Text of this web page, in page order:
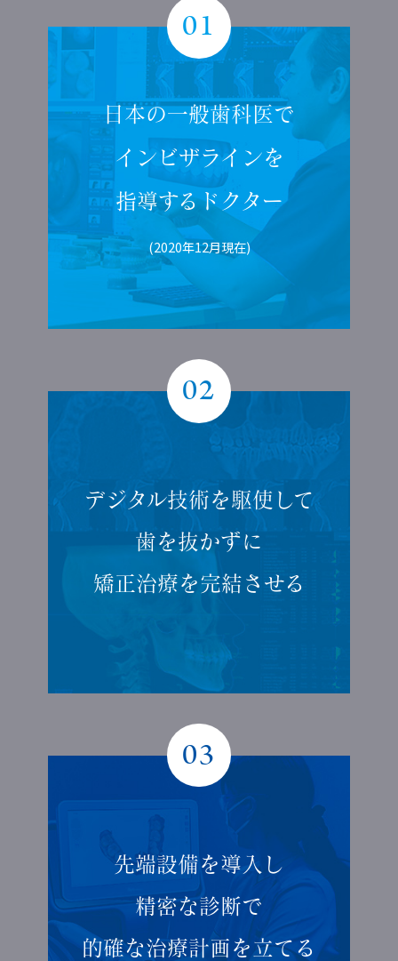
01
日本の一般歯科医で
インビザラインを
指導するドクター
(2020年12月現在)
02
デジタル技術を駆使して
歯を抜かずに
矯正治療を完結させる
03
先端設備を導入し
精密な診断で
的確な治療計画を立てる